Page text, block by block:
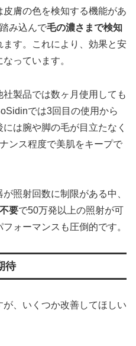
膚の色を検知する機能があ
み込んで毛の濃さまで検知
す。これにより、効果と安
っています。
製品では数ヶ月使用しても
では3回目の使用から
は腕や脚の毛が目立たなく
ンス程度で美肌をキープで
照射回数に制限がある中、
要で50万発以上の照射が可
ォーマンスも圧倒的です。
待
、いくつか改善してほしい